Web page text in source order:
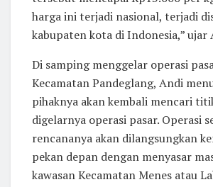
harga ini terjadi nasional, terjadi
kabupaten kota di Indonesia,” ujar
Di samping menggelar operasi
Kecamatan Pandeglang, Andi
pihaknya akan kembali mencari
digelarnya operasi pasar. Operasi
rencananya akan dilangsungkan
pekan depan dengan menyasar
kawasan Kecamatan Menes atau